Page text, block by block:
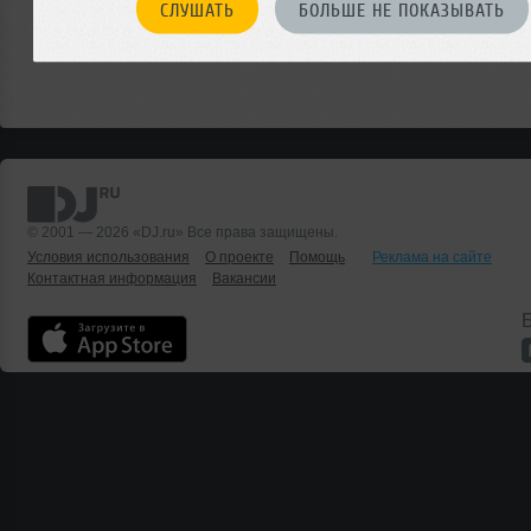
СЛУШАТЬ БОЛЬШЕ НЕ ПОКАЗЫВАТЬ
© 2001 — 2026 «DJ.ru» Все права защищены.
Условия использования
О проекте Помощь
Реклама на сайте
Контактная информация
Вакансии